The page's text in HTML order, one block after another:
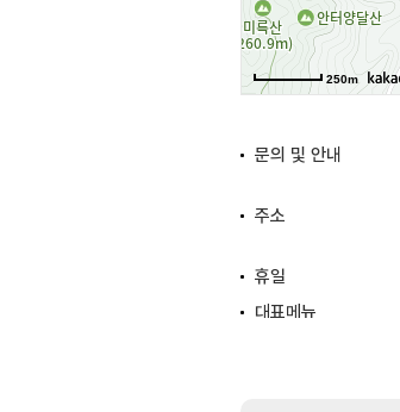
250m
문의 및 안내
주소
휴일
대표메뉴